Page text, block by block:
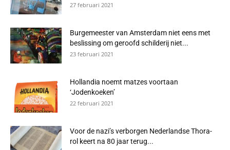
27 februari 2021
Burgemeester van Amsterdam niet eens met
beslissing om geroofd schilderij niet...
23 februari 2021
Hollandia noemt matzes voortaan
‘Jodenkoeken’
22 februari 2021
Voor de nazi’s verborgen Nederlandse Thora-
rol keert na 80 jaar terug...